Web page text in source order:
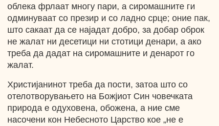
облека фрлаат многу пари, а сиромашните ги
одминуваат со презир и со ладно срце; оние пак,
што сакаат да се најадат добро, за добар оброк
не жалат ни десетици ни стотици денари, а ако
треба да дадат на сиромашните и денарот го
жалат.
Христијанинот треба да пости, затоа што со
отелотворувањето на Божјиот Син човечката
природа е одуховена, обожена, а ние сме
насочени кон Небесното Царство кое „не е